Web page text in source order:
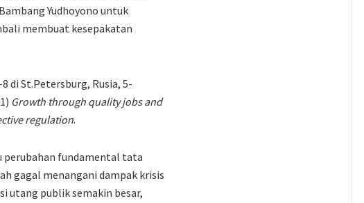
Yudhoyono untuk
membuat kesepakatan
di St.Petersburg, Rusia, 5-
Growth through quality jobs and
regulation.
perubahan fundamental tata
gagal menangani dampak krisis
utang publik semakin besar,